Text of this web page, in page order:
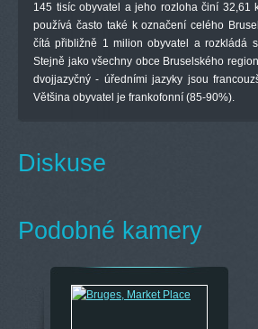
145 tisíc obyvatel a jeho rozloha činí 32,61
používá často také k označení celého
čítá přibližně 1 milion obyvatel a rozkládá
Stejně jako všechny obce Bruselského
dvojjazyčný - úředními jazyky jsou
Většina obyvatel je frankofonní (85-90%).
Diskuse
Podobné kamery